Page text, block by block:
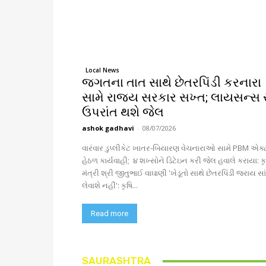
Local News
જગતના તાત સાથે છેતરપિંડી કરનારા
સામે રાજ્ય સરકાર સખ્ત; લાયસન્સ
ઉપરાંત થશે જેલ
ashok gadhavi - 08/07/2026
વારંવાર ડુપ્લીકેટ ખાતર-બિયારણ વેચનારાઓ સામે PBM
હેઠળ કાર્યવાહી; ૪ શખ્સોને ડિટેઇન કરી જેલ હવાલે કરાયા: કૃષિ
મંત્રી શ્રી જીતુભાઈ વાઘાણી 'ખેડૂતો સાથે છેતરપિંડી જરાય સાંખી
લેવાશે નહીં': કૃષિ...
Read more
SAURASHTRA